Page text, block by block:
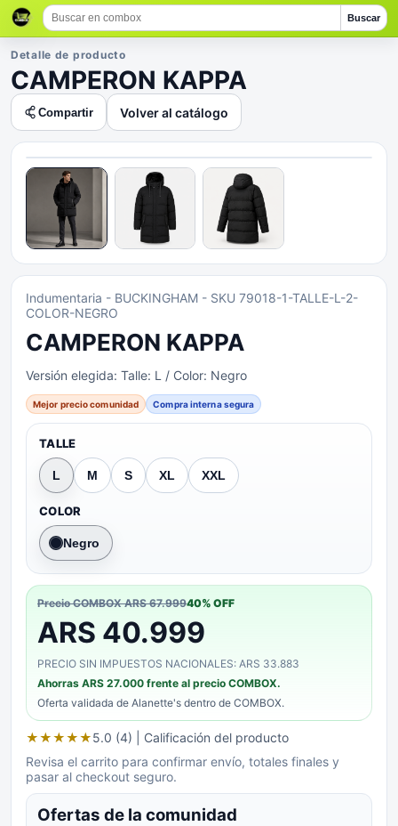
Buscar
Detalle de producto
CAMPERON KAPPA
Compartir Volver al catálogo
Indumentaria - BUCKINGHAM - SKU 79018-1-TALLE-L-2-
COLOR-NEGRO
CAMPERON KAPPA
Versión elegida: Talle: L / Color: Negro
Mejor precio comunidad Compra interna segura
TALLE
L M S XL XXL
COLOR
Negro
Precio COMBOXARS 67.99940% OFF
ARS 40.999
PRECIO SIN IMPUESTOS NACIONALES: ARS 33.883
Ahorras ARS 27.000 frente al precio COMBOX.
Oferta validada de Alanette's dentro de COMBOX.
★★★★★5.0 (4) | Calificación del producto
Revisa el carrito para confirmar envío, totales finales y
pasar al checkout seguro.
Ofertas de la comunidad